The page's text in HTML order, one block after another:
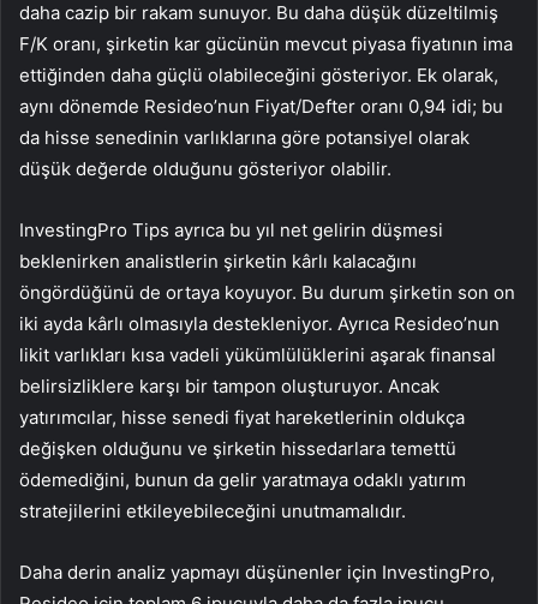
daha cazip bir rakam sunuyor. Bu daha düşük düzeltilmiş
F/K oranı, şirketin kar gücünün mevcut piyasa fiyatının ima
ettiğinden daha güçlü olabileceğini gösteriyor. Ek olarak,
aynı dönemde Resideo’nun Fiyat/Defter oranı 0,94 idi; bu
da hisse senedinin varlıklarına göre potansiyel olarak
düşük değerde olduğunu gösteriyor olabilir.
InvestingPro Tips ayrıca bu yıl net gelirin düşmesi
beklenirken analistlerin şirketin kârlı kalacağını
öngördüğünü de ortaya koyuyor. Bu durum şirketin son on
iki ayda kârlı olmasıyla destekleniyor. Ayrıca Resideo’nun
likit varlıkları kısa vadeli yükümlülüklerini aşarak finansal
belirsizliklere karşı bir tampon oluşturuyor. Ancak
yatırımcılar, hisse senedi fiyat hareketlerinin oldukça
değişken olduğunu ve şirketin hissedarlara temettü
ödemediğini, bunun da gelir yaratmaya odaklı yatırım
stratejilerini etkileyebileceğini unutmamalıdır.
Daha derin analiz yapmayı düşünenler için InvestingPro,